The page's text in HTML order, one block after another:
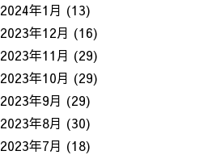
2024年1月 (13)
2023年12月 (16)
2023年11月 (29)
2023年10月 (29)
2023年9月 (29)
2023年8月 (30)
2023年7月 (18)